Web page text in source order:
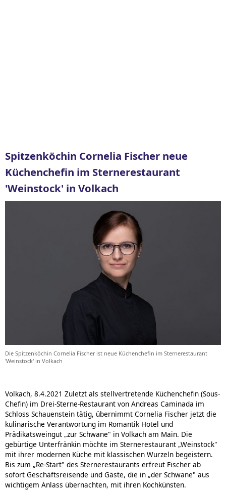
Spitzenköchin Cornelia Fischer neue
Küchenchefin im Sternerestaurant
'Weinstock' in Volkach
Die Spitzenköchin Cornelia Fischer ist neue Küchenchefin im Sternerestaurant
'Weinstock' in Volkach
Volkach, 8.4.2021 Zuletzt als stellvertretende Küchenchefin (Sous-
Chefin) im Drei-Sterne-Restaurant von Andreas Caminada im
Schloss Schauenstein tätig, übernimmt Cornelia Fischer jetzt die
kulinarische Verantwortung im Romantik Hotel und
Prädikatsweingut „zur Schwane" in Volkach am Main. Die
gebürtige Unterfränkin möchte im Sternerestaurant „Weinstock"
mit ihrer modernen Küche mit klassischen Wurzeln begeistern.
Bis zum „Re-Start" des Sternerestaurants erfreut Fischer ab
sofort Geschäftsreisende und Gäste, die in „der Schwane" aus
wichtigem Anlass übernachten, mit ihren Kochkünsten.